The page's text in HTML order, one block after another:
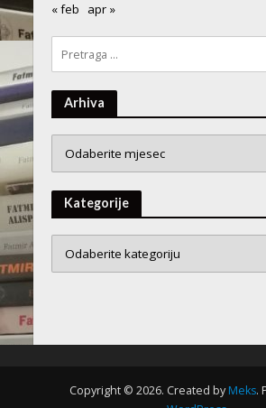
« feb apr »
Arhiva
Kategorije
Copyright © 2026. Created by Meks.